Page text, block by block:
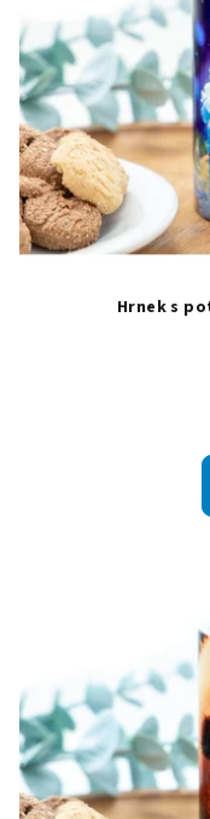
Hrnek s